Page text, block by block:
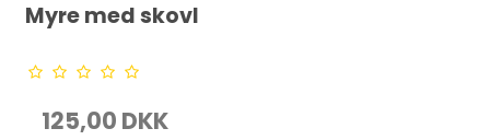
Myre med skovl
125,00 DKK